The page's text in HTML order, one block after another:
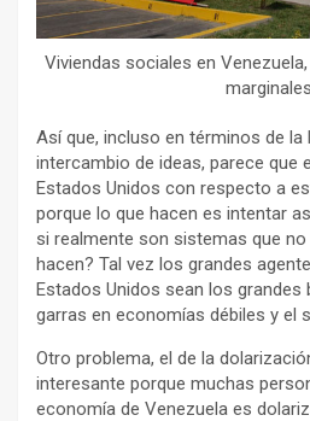
Viviendas sociales en
marginales.
Así que, incluso en términos de la
intercambio de ideas, parece que
Estados Unidos con respecto a
porque lo que hacen es intentar
si realmente son sistemas que
hacen? Tal vez los grandes
Estados Unidos sean los
garras en economías débiles y el
Otro problema, el de la
interesante porque muchas
economía de Venezuela es